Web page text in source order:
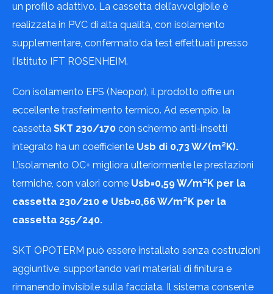
un profilo adattivo. La cassetta dell’avvolgibile è
realizzata in PVC di alta qualità, con isolamento
supplementare, confermato da test effettuati presso
l’Istituto IFT ROSENHEIM.
Con isolamento EPS (Neopor), il prodotto offre un
eccellente trasferimento termico. Ad esempio, la
cassetta SKT 230/170 con schermo anti-insetti
integrato ha un coefficiente Usb di 0,73 W/(m²K).
L’isolamento OC+ migliora ulteriormente le prestazioni
termiche, con valori come Usb=0,59 W/m²K per la
cassetta 230/210 e Usb=0,66 W/m²K per la
cassetta 255/240.
SKT OPOTERM può essere installato senza costruzioni
aggiuntive, supportando vari materiali di finitura e
rimanendo invisibile sulla facciata. Il sistema consente